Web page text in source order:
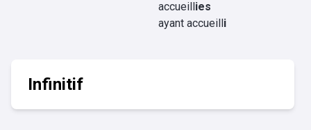
accueillies
ayant accueilli
Infinitif